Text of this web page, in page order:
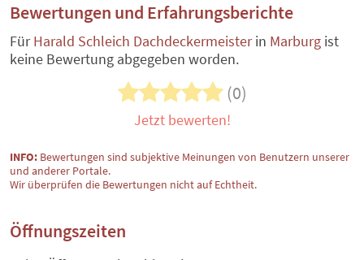
Bewertungen und Erfahrungsberichte
FürHarald Schleich Dachdeckermeisterin Marburg ist
keine Bewertung abgegeben worden.
(0)
Jetzt bewerten!
INFO: Bewertungen sind subjektive Meinungen von Benutzern unserer
und anderer Portale.
Wir überprüfen die Bewertungen nicht auf Echtheit.
Öffnungszeiten